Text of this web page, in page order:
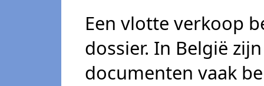
Een vlotte verkoop
dossier. In België
documenten vaak